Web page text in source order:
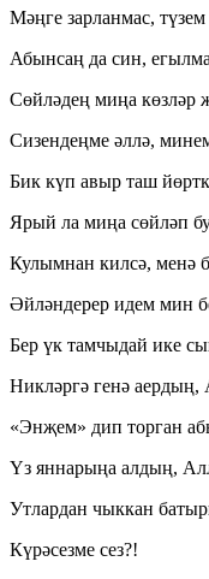
Мәңге зарланмас,
Абынсаң да син,
Сөйләдең миңа көзләр
Сизендеңме әллә,
Бик күп авыр таш
Ярый ла миңа сөйләп
Кулымнан килсә, менә
Әйләндерер идем мин
Бер үк тамчыдай ике
Никләргә генә
«Энҗем» дип торган
Үз яннарыңа алдың,
Утлардан чыккан
Күрәсезме сез?!